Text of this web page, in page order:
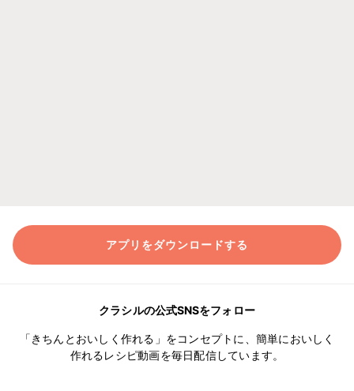
アプリをダウンロードする
クラシルの公式SNSをフォロー
「きちんとおいしく作れる」をコンセプトに、簡単においしく
作れるレシピ動画を毎日配信しています。